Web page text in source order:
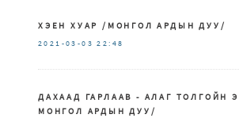
ХЭЕН ХУАР /МОНГОЛ АРДЫН ДУУ/
2021-03-03 22:48
ДАХААД ГАРЛААВ - АЛАГ ТОЛГОЙН
МОНГОЛ АРДЫН ДУУ/